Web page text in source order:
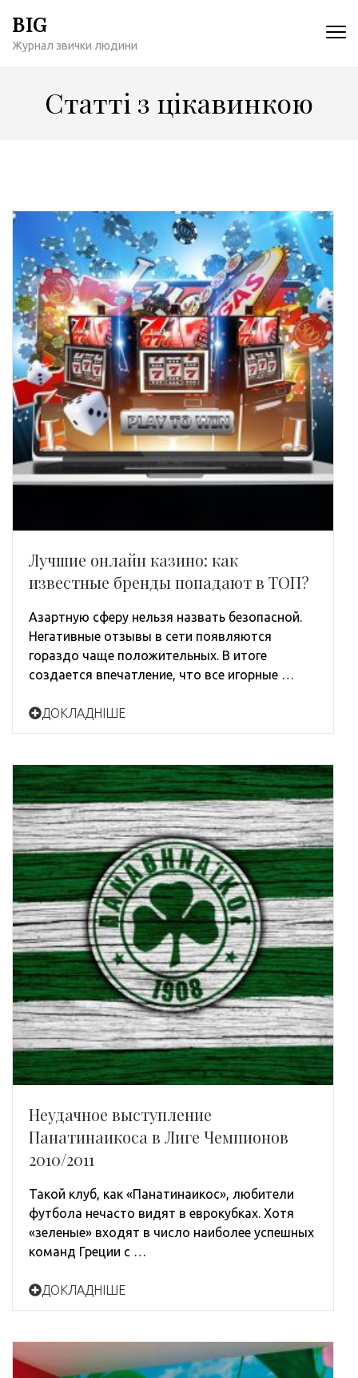
содержимому
BIG
Журнал звички людини
Статті з цікавинкою
Лучшие онлайн казино: как
известные бренды попадают в ТОП?
Азартную сферу нельзя назвать безопасной.
Негативные отзывы в сети появляются
гораздо чаще положительных. В итоге
создается впечатление, что все игорные …
ДОКЛАДНІШЕ
Неудачное выступление
Панатинаикоса в Лиге Чемпионов
2010/2011
Такой клуб, как «Панатинаикос», любители
футбола нечасто видят в еврокубках. Хотя
«зеленые» входят в число наиболее успешных
команд Греции с …
ДОКЛАДНІШЕ